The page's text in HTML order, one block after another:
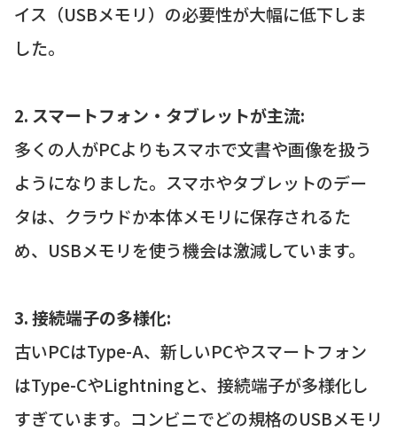
イス（USBメモリ）の必要性が大幅に低下しま
した。
2. スマートフォン・タブレットが主流:
多くの人がPCよりもスマホで文書や画像を扱う
ようになりました。スマホやタブレットのデー
タは、クラウドか本体メモリに保存されるた
め、USBメモリを使う機会は激減しています。
3. 接続端子の多様化:
古いPCはType-A、新しいPCやスマートフォン
はType-CやLightningと、接続端子が多様化し
すぎています。コンビニでどの規格のUSBメモリ